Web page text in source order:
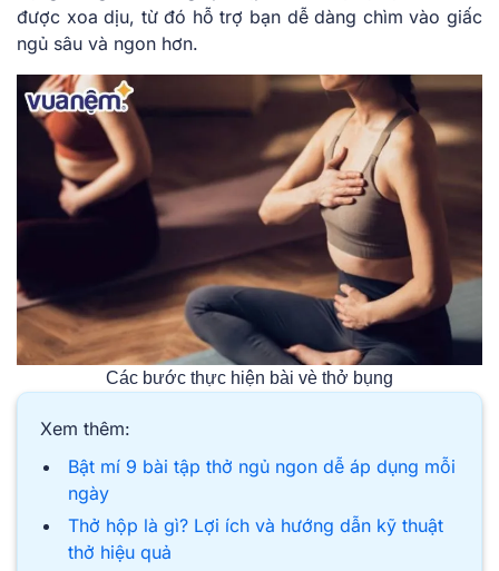
được xoa dịu, từ đó hỗ trợ bạn dễ dàng chìm vào giấc
ngủ sâu và ngon hơn.
Các bước thực hiện bài vè thở bụng
Xem thêm:
Bật mí 9 bài tập thở ngủ ngon dễ áp dụng mỗi
ngày
Thở hộp là gì? Lợi ích và hướng dẫn kỹ thuật
thở hiệu quả